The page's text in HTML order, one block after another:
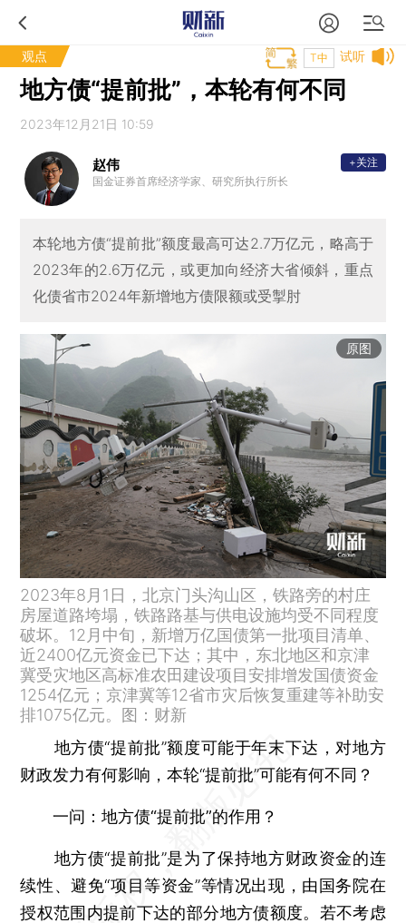
观点 试听
T中
地方债“提前批”，本轮有何不同
2023年12月21日 10:59
赵伟
国金证券首席经济学家、研究所执行所长
+关注
本轮地方债“提前批”额度最高可达2.7万亿元，略高于
2023年的2.6万亿元，或更加向经济大省倾斜，重点
化债省市2024年新增地方债限额或受掣肘
原图
2023年8月1日，北京门头沟山区，铁路旁的村庄
房屋道路垮塌，铁路路基与供电设施均受不同程度
破坏。12月中旬，新增万亿国债第一批项目清单、
近2400亿元资金已下达；其中，东北地区和京津
冀受灾地区高标准农田建设项目安排增发国债资金
1254亿元；京津冀等12省市灾后恢复重建等补助安
排1075亿元。图：财新
地方债“提前批”额度可能于年末下达，对地方
财政发力有何影响，本轮“提前批”可能有何不同？
一问：地方债“提前批”的作用？
地方债“提前批”是为了保持地方财政资金的连
续性、避免“项目等资金”等情况出现，由国务院在
授权范围内提前下达的部分地方债额度。若不考虑